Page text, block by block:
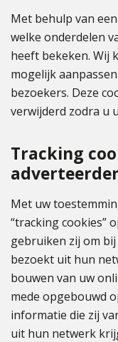
Met behulp van
welke onderdelen
heeft bekeken. Wij
mogelijk
bezoekers. Deze
verwijderd zodra u
Tracking
Met uw
“tracking cookies”
gebruiken zij om bij
bezoekt uit hun
bouwen van uw
mede opgebouwd
informatie die zij
uit hun netwerk